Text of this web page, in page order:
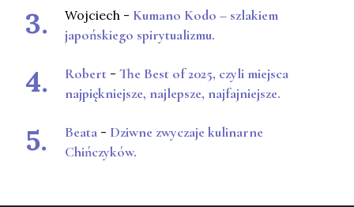
Wojciech - Kumano Kodo – szlakiem
japońskiego spirytualizmu.
Robert - The Best of 2025, czyli miejsca
najpiękniejsze, najlepsze, najfajniejsze.
Beata - Dziwne zwyczaje kulinarne
Chińczyków.